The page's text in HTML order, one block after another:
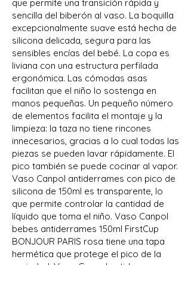
que permite una transición rápida y
sencilla del biberón al vaso. La boquilla
excepcionalmente suave está hecha de
silicona delicada, segura para las
sensibles encías del bebé. La copa es
liviana con una estructura perfilada
ergonómica. Las cómodas asas
facilitan que el niño lo sostenga en
manos pequeñas. Un pequeño número
de elementos facilita el montaje y la
limpieza: la taza no tiene rincones
innecesarios, gracias a lo cual todas las
piezas se pueden lavar rápidamente. El
pico también se puede cocinar al vapor.
Vaso Canpol antiderrames con pico de
silicona de 150ml es transparente, lo
que permite controlar la cantidad de
líquido que toma el niño. Vaso Canpol
bebes antiderrames 150ml FirstCup
BONJOUR PARIS rosa tiene una tapa
hermética que protege el pico de la
suciedad. Vaso Canpol antiderrames